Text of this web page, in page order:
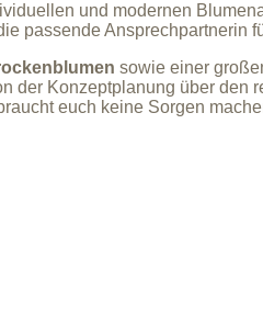
und modernen
passende Ansprechpartnerin
sowie einer
der Konzeptplanung über
euch keine Sorgen